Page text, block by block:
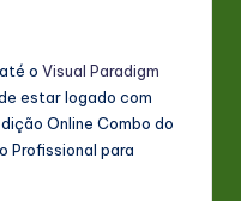
o Visual Paradigm
estar logado com
Online Combo do
Profissional para